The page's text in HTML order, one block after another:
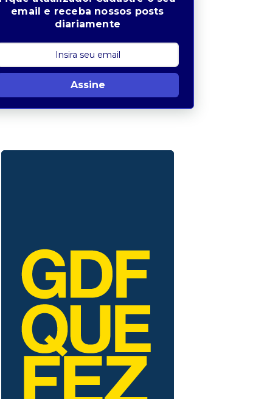
email e receba nossos posts
diariamente
Assine